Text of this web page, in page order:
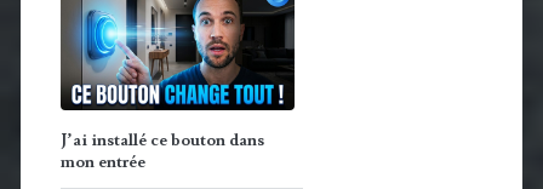
J’ai installé ce bouton dans
mon entrée